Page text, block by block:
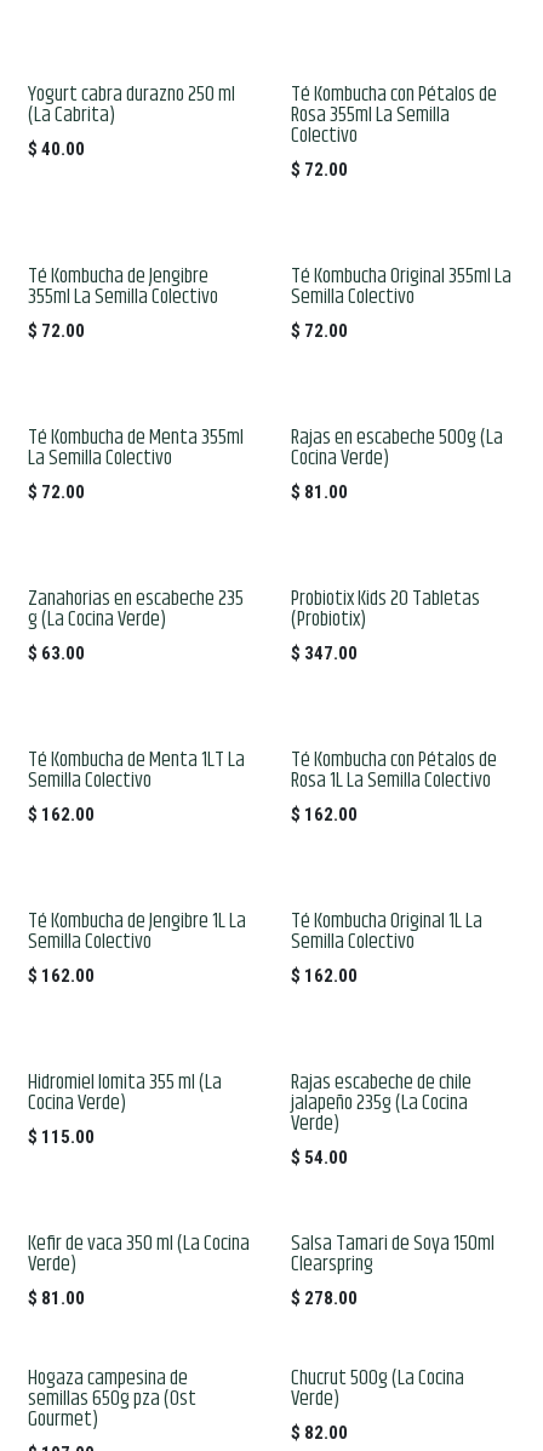
Yogurt cabra durazno 250 ml
(La Cabrita)
$ 40.00
Té Kombucha con Pétalos de
Rosa 355ml La Semilla
Colectivo
$ 72.00
Té Kombucha de Jengibre
355ml La Semilla Colectivo
$ 72.00
Té Kombucha Original 355ml La
Semilla Colectivo
$ 72.00
Té Kombucha de Menta 355ml
La Semilla Colectivo
$ 72.00
Rajas en escabeche 500g (La
Cocina Verde)
$ 81.00
Zanahorias en escabeche 235
g (La Cocina Verde)
$ 63.00
Probiotix Kids 20 Tabletas
(Probiotix)
$ 347.00
Té Kombucha de Menta 1LT La
Semilla Colectivo
$ 162.00
Té Kombucha con Pétalos de
Rosa 1L La Semilla Colectivo
$ 162.00
Té Kombucha de Jengibre 1L La
Semilla Colectivo
$ 162.00
Té Kombucha Original 1L La
Semilla Colectivo
$ 162.00
Hidromiel lomita 355 ml (La
Cocina Verde)
$ 115.00
Rajas escabeche de chile
jalapeño 235g (La Cocina
Verde)
$ 54.00
Kefir de vaca 350 ml (La Cocina
Verde)
$ 81.00
Salsa Tamari de Soya 150ml
Clearspring
$ 278.00
Hogaza campesina de
semillas 650g pza (Ost
Gourmet)
Chucrut 500g (La Cocina
Verde)
$ 82.00